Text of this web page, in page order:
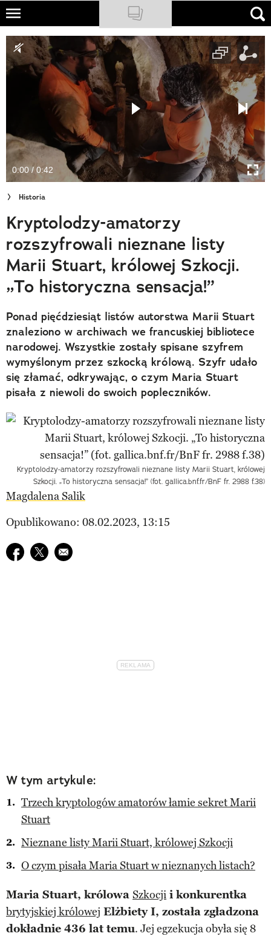
Skip
main
content
NATIONAL GEOGRAPHIC
TRAVELER
PODCASTY
Newsletter
Cuda Polski
Wielki Konkurs Fotograficzny
Trendbook Podróżniczy
Polecane
0:00 / 0:42
Historia
Kryptolodzy-amatorzy
rozszyfrowali nieznane listy
Marii Stuart, królowej Szkocji.
„To historyczna sensacja!”
Ponad pięćdziesiąt listów autorstwa Marii Stuart
znaleziono w archiwach we francuskiej bibliotece
narodowej. Wszystkie zostały spisane szyfrem
wymyślonym przez szkocką królową. Szyfr udało
się złamać, odkrywając, o czym Maria Stuart
pisała z niewoli do swoich popleczników.
Kryptolodzy-amatorzy rozszyfrowali nieznane listy Marii Stuart, królowej
Szkocji. „To historyczna sensacja!” (fot. gallica.bnf.fr/BnF fr. 2988 f.38)
Magdalena Salik
Opublikowano: 08.02.2023, 13:15
Udostępnij na facebook
Udostępnij na twitter
E-mail do przyjaciela
W tym artykule:
Trzech kryptologów amatorów łamie sekret Marii
Stuart
Nieznane listy Marii Stuart, królowej Szkocji
O czym pisała Maria Stuart w nieznanych listach?
Maria Stuart, królowa Szkocji i konkurentka
brytyjskiej królowej Elżbiety I, została zgładzona
dokładnie 436 lat temu. Jej egzekucja obyła się 8